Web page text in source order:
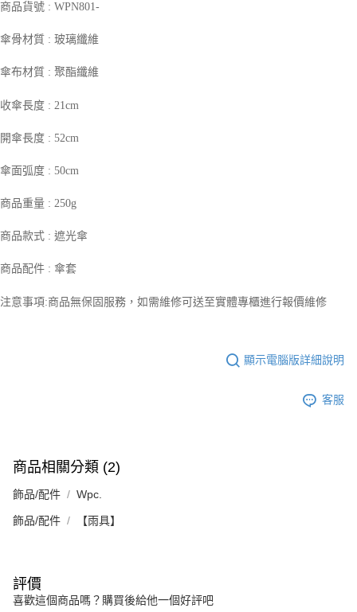
商品貨號 : WPN801-
傘骨材質 : 玻璃纖維
傘布材質 : 聚酯纖維
收傘長度 : 21cm
開傘長度 : 52cm
傘面弧度 : 50cm
商品重量 : 250g
商品款式 : 遮光傘
商品配件 : 傘套
注意事項:商品無保固服務，如需維修可送至實體專櫃進行報價維修
顯示電腦版詳細說明
客服
商品相關分類 (2)
飾品/配件 Wpc.
飾品/配件 【雨具】
評價
喜歡這個商品嗎？購買後給他一個好評吧